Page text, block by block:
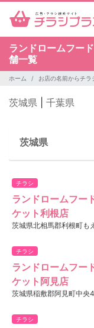
ランドロームフー
舗一覧
ホーム お店の名前からチラ
茨城県 千葉県
茨城県
チラシ
ランドロームフー
ケット利根店
茨城県北相馬郡利根町も
チラシ
ランドロームフー
ケット阿見店
茨城県稲敷郡阿見町中
チラシ